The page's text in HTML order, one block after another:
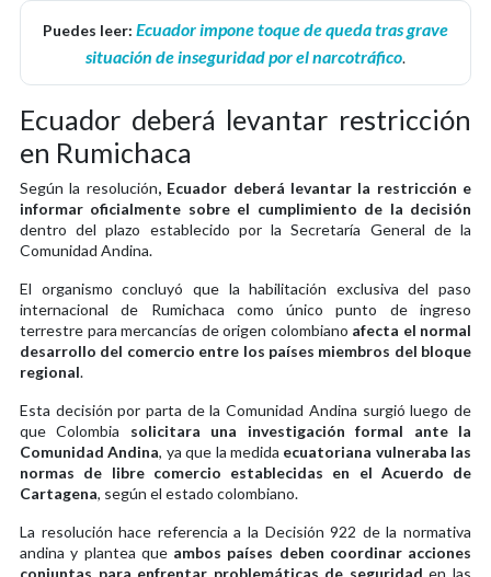
Puedes leer: Ecuador impone toque de queda tras grave
situación de inseguridad por el narcotráfico.
Ecuador deberá levantar restricción
en Rumichaca
Según la resolución, Ecuador deberá levantar la restricción e
informar oficialmente sobre el cumplimiento de la decisión
dentro del plazo establecido por la Secretaría General de la
Comunidad Andina.
El organismo concluyó que la habilitación exclusiva del paso
internacional de Rumichaca como único punto de ingreso
terrestre para mercancías de origen colombiano afecta el normal
desarrollo del comercio entre los países miembros del bloque
regional.
Esta decisión por parta de la Comunidad Andina surgió luego de
que Colombia solicitara una investigación formal ante la
Comunidad Andina, ya que la medida ecuatoriana vulneraba las
normas de libre comercio establecidas en el Acuerdo de
Cartagena, según el estado colombiano.
La resolución hace referencia a la Decisión 922 de la normativa
andina y plantea que ambos países deben coordinar acciones
conjuntas para enfrentar problemáticas de seguridaden las